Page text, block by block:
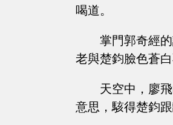
喝道。
掌門郭奇經
老與楚鈞臉色蒼
天空中，廖
意思，駭得楚鈞